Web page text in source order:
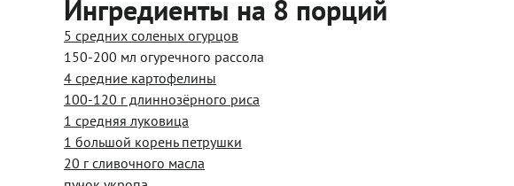
Ингредиенты на 8 порций
5 средних соленых огурцов
150-200 мл огуречного рассола
4 средние картофелины
100-120 г длиннозёрного риса
1 средняя луковица
1 большой корень петрушки
20 г сливочного масла